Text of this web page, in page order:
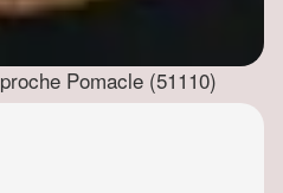
Pomacle (51110)